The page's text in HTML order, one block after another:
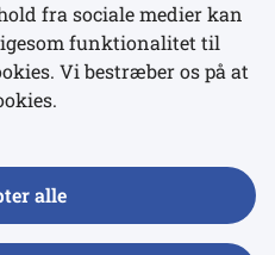
fra sociale medier kan
funktionalitet til
Vi bestræber os på at
alle